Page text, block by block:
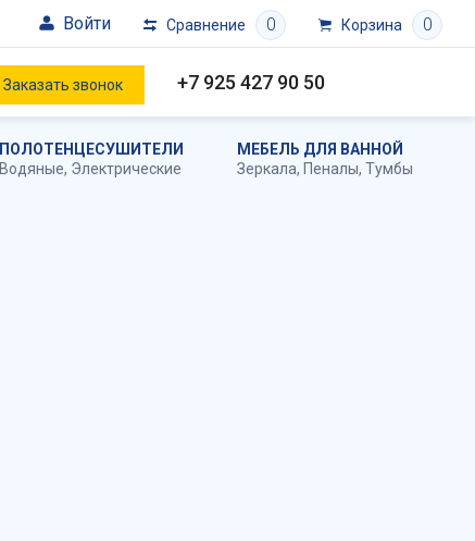
Войти Сравнение 0 Корзина 0
Заказать звонок +7 925 427 90 50
ПОЛОТЕНЦЕСУШИТЕЛИ
Водяные, Электрические
МЕБЕЛЬ ДЛЯ ВАННОЙ
Зеркала, Пеналы, Тумбы